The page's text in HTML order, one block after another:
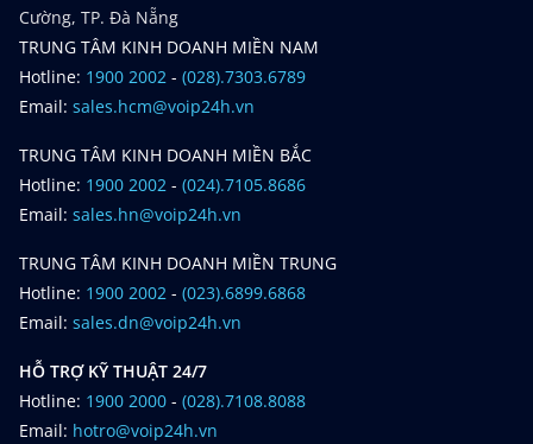
Cường, TP. Đà Nẵng
TRUNG TÂM KINH DOANH MIỀN NAM
Hotline: 1900 2002 - (028).7303.6789
Email: sales.hcm@voip24h.vn
TRUNG TÂM KINH DOANH MIỀN BẮC
Hotline: 1900 2002 - (024).7105.8686
Email: sales.hn@voip24h.vn
TRUNG TÂM KINH DOANH MIỀN TRUNG
Hotline: 1900 2002 - (023).6899.6868
Email: sales.dn@voip24h.vn
HỖ TRỢ KỸ THUẬT 24/7
Hotline: 1900 2000 - (028).7108.8088
Email: hotro@voip24h.vn